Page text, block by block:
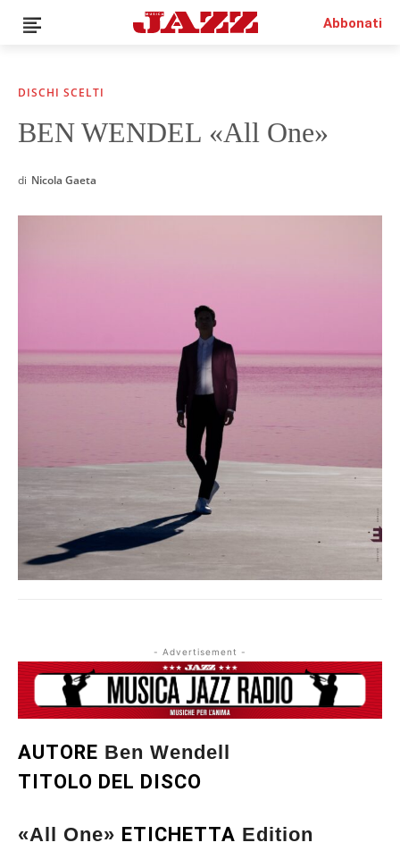
News
Recensioni
Abbonati
DISCHI SCELTI
BEN WENDEL «All One»
di Nicola Gaeta
- Advertisement -
AUTORE Ben Wendell
TITOLO DEL DISCO
«All One» ETICHETTA Edition